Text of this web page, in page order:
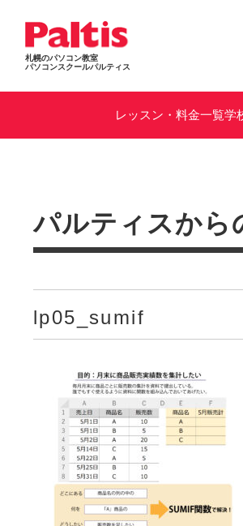
札幌のパソコン教室
パソコンスクールパルティス
レッスン・料金一覧学
パルティスから
lp05_sumif